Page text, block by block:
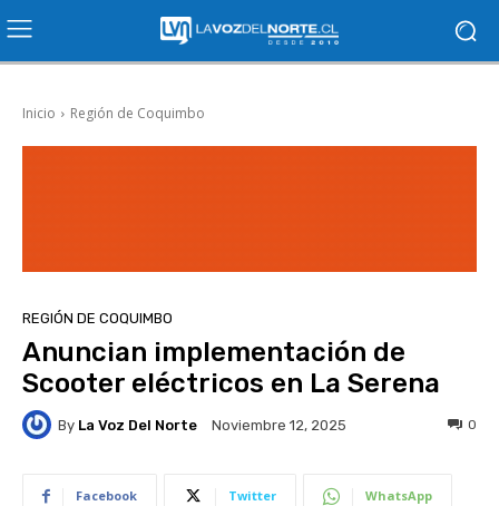
Inicio Región de Coquimbo
REGIÓN DE COQUIMBO
Anuncian implementación de
Scooter eléctricos en La Serena
By La Voz Del Norte Noviembre 12, 2025 0
Facebook Twitter WhatsApp